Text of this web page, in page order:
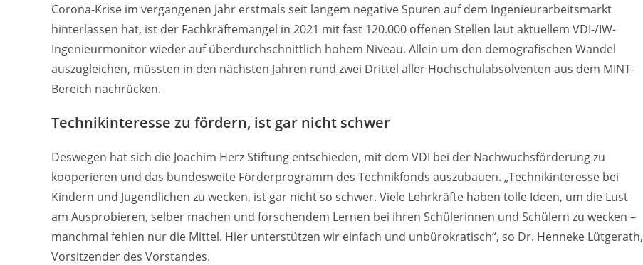
Corona-Krise im vergangenen Jahr erstmals seit langem negative Spuren auf dem Ingenieurarbeitsmarkt
hinterlassen hat, ist der Fachkräftemangel in 2021 mit fast 120.000 offenen Stellen laut aktuellem VDI-/IW-
Ingenieurmonitor wieder auf überdurchschnittlich hohem Niveau. Allein um den demografischen Wandel
auszugleichen, müssten in den nächsten Jahren rund zwei Drittel aller Hochschulabsolventen aus dem MINT-
Bereich nachrücken.
Technikinteresse zu fördern, ist gar nicht schwer
Deswegen hat sich die Joachim Herz Stiftung entschieden, mit dem VDI bei der Nachwuchsförderung zu
kooperieren und das bundesweite Förderprogramm des Technikfonds auszubauen. „Technikinteresse bei
Kindern und Jugendlichen zu wecken, ist gar nicht so schwer. Viele Lehrkräfte haben tolle Ideen, um die Lust
am Ausprobieren, selber machen und forschendem Lernen bei ihren Schülerinnen und Schülern zu wecken –
manchmal fehlen nur die Mittel. Hier unterstützen wir einfach und unbürokratisch“, so Dr. Henneke Lütgerath,
Vorsitzender des Vorstandes.